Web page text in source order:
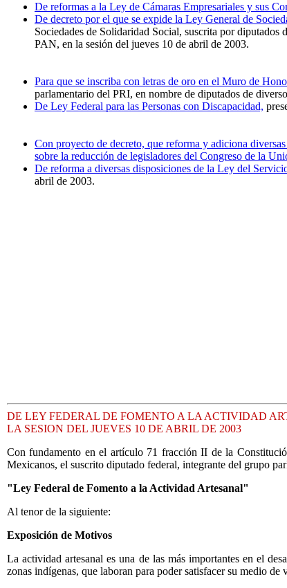
De reformas a la Ley de Cámaras Empresariales y sus
De decreto por el que se expide la Ley General de
Sociedades de Solidaridad Social, suscrita por
PAN, en la sesión del jueves 10 de abril de 2003.
Para que se inscriba con letras de oro en el Muro de
parlamentario del PRI, en nombre de diputados de
De Ley Federal para las Personas con Discapacidad,
Con proyecto de decreto, que reforma y adiciona
sobre la reducción de legisladores del Congreso de la
De reforma a diversas disposiciones de la Ley del
abril de 2003.
DE LEY FEDERAL DE FOMENTO A LA ACTIVIDAD
LA SESION DEL JUEVES 10 DE ABRIL DE 2003
Con fundamento en el artículo 71 fracción II de la
Mexicanos, el suscrito diputado federal, integrante del grupo
"Ley Federal de Fomento a la Actividad Artesanal"
Al tenor de la siguiente:
Exposición de Motivos
La actividad artesanal es una de las más importantes en el
zonas indígenas, que laboran para poder satisfacer su medio